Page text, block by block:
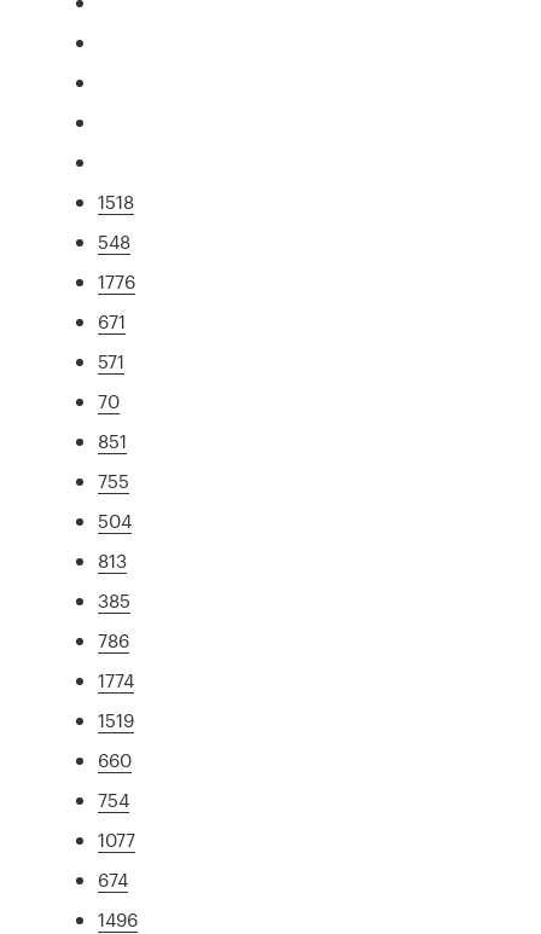
1518
548
1776
671
571
70
851
755
504
813
385
786
1774
1519
660
754
1077
674
1496